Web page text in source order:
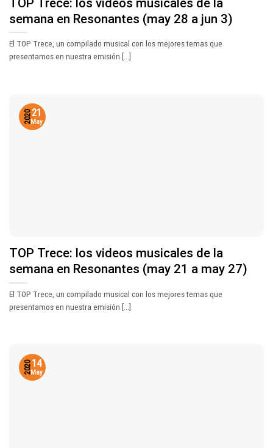
semana en Resonantes (may 28 a jun 3)
El TOP Trece, un compilado musical con los mejores temas que
presentamos en nuestra emisión [...]
TOP Trece: los videos musicales de la
semana en Resonantes (may 21 a may 27)
El TOP Trece, un compilado musical con los mejores temas que
presentamos en nuestra emisión [...]
21
May
2020
14
May
2020